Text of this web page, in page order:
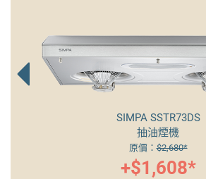
TGC Senses+ 710
抽油煙機
原價：$4,980*
+$2,490*